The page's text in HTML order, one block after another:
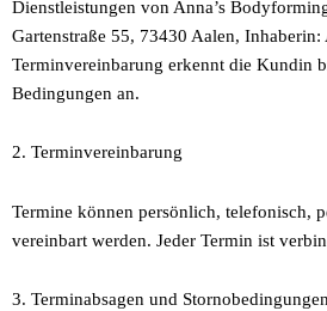
Dienstleistungen von Anna’s
Gartenstraße 55, 73430 Aalen,
Terminvereinbarung erkennt die Kundin
Bedingungen an.
2. Terminvereinbarung
Termine können persönlich, telefonisch,
vereinbart werden. Jeder Termin ist
3. Terminabsagen und Stornobedingungen